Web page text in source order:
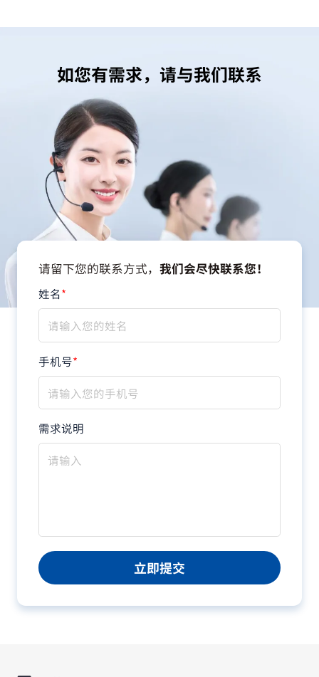
如您有需求，请与我们联系
请留下您的联系方式， 我们会尽快联系您！
姓名*
手机号*
需求说明
立即提交